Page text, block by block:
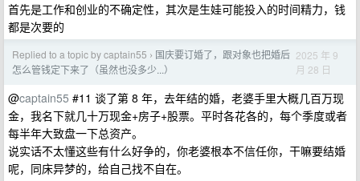
首先是工作和创业的不确定性，其次是生娃可能投入的时间精力，钱
都是次要的
Replied to a topic by captain55 › 国庆要订婚了，跟对象也把婚后
怎么管钱定下来了（虽然也没多少...）
2025 年 9
月 28 日
@captain55 #11 谈了第 8 年，去年结的婚，老婆手里大概几百万现
金，我名下就几十万现金+房子+股票。平时各花各的，每个季度或者
每半年大致盘一下总资产。
说实话不太懂这些有什么好争的，你老婆根本不信任你，干嘛要结婚
呢，同床异梦的，给自己找不自在。